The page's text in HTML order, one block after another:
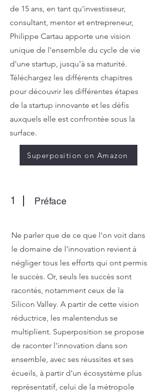
de 15 ans, en tant qu'investisseur,
consultant, mentor et entrepreneur,
Philippe Cartau apporte une vision
unique de l'ensemble du cycle de vie
d'une startup, jusqu'à sa maturité.
Téléchargez les différents chapitres
pour découvrir les différentes étapes
de la startup innovante et les défis
auxquels elle est confrontée sous la
surface.
Superposition on Amazon
1 Préface
Ne parler que de ce que l'on voit dans
le domaine de l'innovation revient à
négliger tous les efforts qui ont permis
le succès. Or, seuls les succès sont
racontés, notamment ceux de la
Silicon Valley. A partir de cette vision
réductrice, les malentendus se
multiplient. Superposition se propose
de raconter l'innovation dans son
ensemble, avec ses réussites et ses
écueils, à partir d'un écosystème plus
représentatif, celui de la métropole